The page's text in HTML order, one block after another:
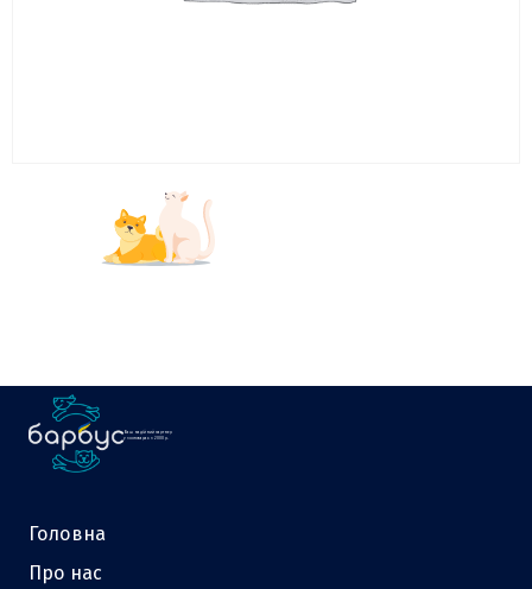
Ваш надійний партнер
у зоотоварах з 2000 р.
Головна
Про нас